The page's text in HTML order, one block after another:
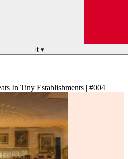
it ▾
In Tiny Establishments | #004